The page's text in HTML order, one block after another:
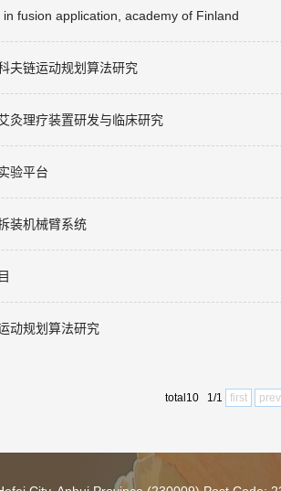
fusion application, academy of Finland
夫链运动规划算法研究
灸理疗装置研发与临床研究
验平台
装机械臂系统
动规划算法研究
total10 1/1 first